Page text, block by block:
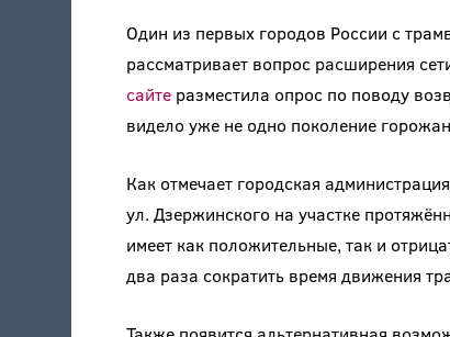
Один из первых городов России с
рассматривает вопрос расширения
сайтеразместила опрос по поводу
видело уже не одно поколение
Как отмечает городская
ул. Дзержинского на участке
имеет как положительные, так и
два раза сократить время движения